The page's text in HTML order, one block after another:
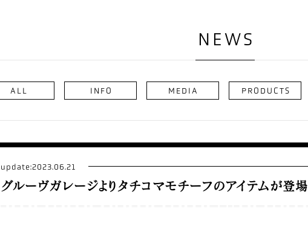
NEWS
ALL INFO MEDIA PRODUCTS
update:2023.06.21
グルーヴガレージよりタチコマモチーフのアイテムが登場